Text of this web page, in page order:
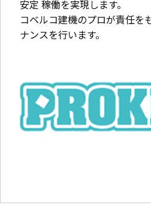
安定 稼働を実現します。
コベルコ建機のプロが責任を
ナンスを行います。